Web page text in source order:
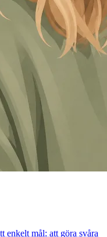
enkelt mål: att göra svåra